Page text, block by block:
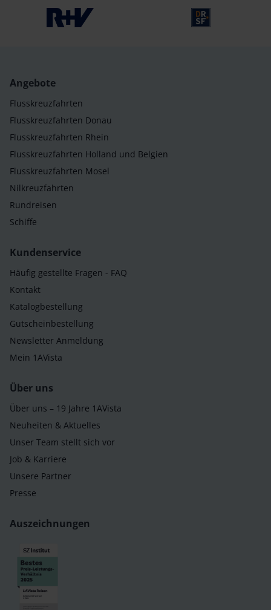
Angebote
Flusskreuzfahrten
Flusskreuzfahrten Donau
Flusskreuzfahrten Rhein
Flusskreuzfahrten Holland und Belgien
Flusskreuzfahrten Mosel
Nilkreuzfahrten
Rundreisen
Schiffe
Kundenservice
Häufig gestellte Fragen - FAQ
Kontakt
Katalogbestellung
Gutscheinbestellung
Newsletter Anmeldung
Mein 1AVista
Über uns
Über uns – 19 Jahre 1AVista
Neuheiten & Aktuelles
Unser Team stellt sich vor
Job & Karriere
Unsere Partner
Presse
Auszeichnungen